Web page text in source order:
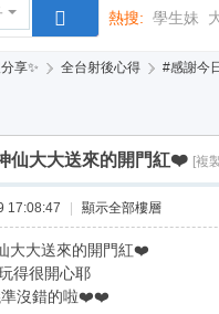
熱搜: 學生妹
享✨ › 全台射後心得 › #感謝今
仙大大送來的開門紅❤️ [複
17:08:47 顯示全部樓層
大大送來的開門紅❤️
得很開心耶
準沒錯的啦❤️❤️